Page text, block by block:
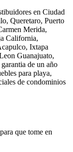
en Ciudad
Queretaro, Puerto
Merida,
California,
Ixtapa
Guanajuato,
de un año
para playa,
de condominios
que tome en